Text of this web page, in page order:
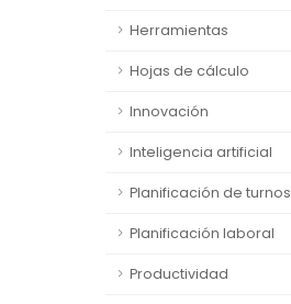
Herramientas
Hojas de cálculo
Innovación
Inteligencia artificial
Planificación de turnos
Planificación laboral
Productividad